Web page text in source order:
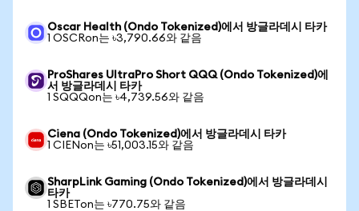
Oscar Health (Ondo Tokenized)에서 방글라데시 타카
1 OSCRon는 ৳3,790.66와 같음
ProShares UltraPro Short QQQ (Ondo Tokenized)에
서 방글라데시 타카
1 SQQQon는 ৳4,739.56와 같음
Ciena (Ondo Tokenized)에서 방글라데시 타카
1 CIENon는 ৳51,003.15와 같음
SharpLink Gaming (Ondo Tokenized)에서 방글라데시
타카
1 SBETon는 ৳770.75와 같음